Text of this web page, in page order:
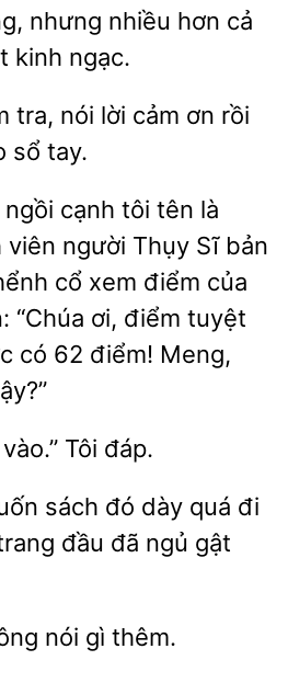
nhưng nhiều hơn cả
kinh ngạc.
tra, nói lời
ơn rồi
sổ tay.
cạnh tôi tên là
viên người Thụy Sĩ bản
cổ xem điểm
“Chúa ơi, điểm tuyệt
có 62
Meng,
vào.” đáp.
sách đó dày quá đi
đầu
ngủ gật